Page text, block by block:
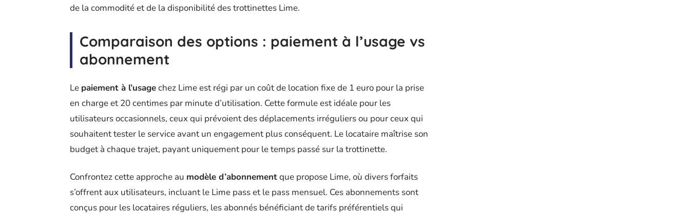
de la commodité et de la disponibilité des trottinettes Lime.
Comparaison des options : paiement à l’usage vs
abonnement
Le paiement à l’usagechez Lime est régi par un coût de location fixe de 1 euro pour la prise
en charge et 20 centimes par minute d’utilisation. Cette formule est idéale pour les
utilisateurs occasionnels, ceux qui prévoient des déplacements irréguliers ou pour ceux qui
souhaitent tester le service avant un engagement plus conséquent. Le locataire maîtrise son
budget à chaque trajet, payant uniquement pour le temps passé sur la trottinette.
Confrontez cette approche au modèle d’abonnementque propose Lime, où divers forfaits
s’offrent aux utilisateurs, incluant le Lime pass et le pass mensuel. Ces abonnements sont
conçus pour les locataires réguliers, les abonnés bénéficiant de tarifs préférentiels qui